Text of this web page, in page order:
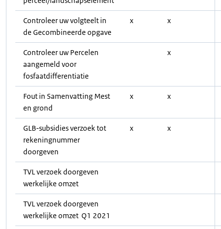
Controleer uw volgteelt in
de Gecombineerde opgave
x x
Controleer uw Percelen
aangemeld voor
fosfaatdifferentiatie
x
Fout in Samenvatting Mest
en grond
x x
GLB-subsidies verzoek tot
rekeningnummer
doorgeven
x x
TVL verzoek doorgeven
werkelijke omzet
TVL verzoek doorgeven
werkelijke omzet Q1 2021